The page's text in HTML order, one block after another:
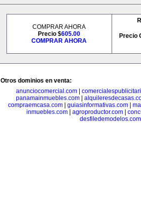
COMPRAR AHORA
Precio $605.00
COMPRAR AHORA
Precio
Otros dominios en venta:
anunciocomercial.com
panamainmuebles.com|
compraemcasa.com
guiasinformativas.com
inmuebles.com
agroproductor.com
desfiledemodelos.com